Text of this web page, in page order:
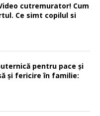
cutremurator! Cum
Ce simt copilul si
pentru pace şi
şi fericire în familie: